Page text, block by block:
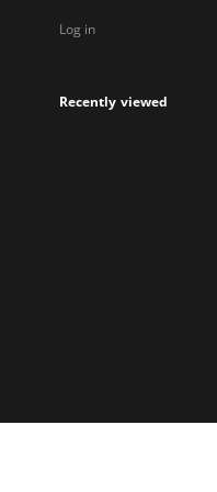
Log in
Recently viewed